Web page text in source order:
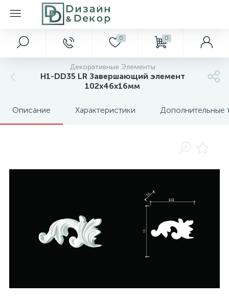
0 0
Декоративные Элементы
H1-DD35 LR Завершающий элемент
102х46х16мм
Описание Характеристики Дополнительные